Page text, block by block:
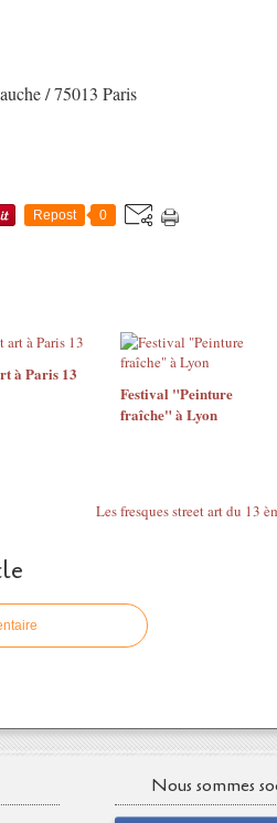
/ 75013 Paris
Repost 0
à Paris 13
Festival "Peinture
fraîche" à Lyon
Les fresques street art du 13
Nous sommes